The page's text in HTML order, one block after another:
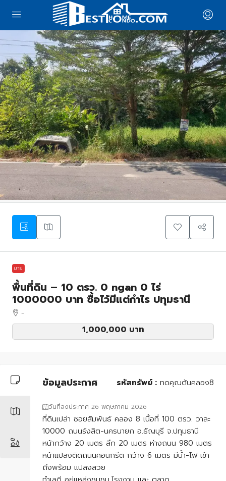
ขาย
พื้นที่ดิน – 10 ตรว. 0 ngan 0 ไร่
1000000 บาท ซื้อไว้มีแต่กำไร ปทุมธานี
-
1,000,000 บาท
ข้อมูลประกาศ รหัสทรัพย์ : ทดคุณต้นคลอง8
วันที่ลงประกาศ 26 พฤษภาคม 2026
ที่ดินเปล่า ซอยสัมพันธ์ คลอง 8 เนื้อที่ 100 ตรว. วาละ
10000 ถนนรังสิต-นครนายก อ.ธัญบุรี จ.ปทุมธานี
หน้ากว้าง 20 เมตร ลึก 20 เมตร ห่างถนน 980 เมตร
หน้าแปลงติดถนนคอนกรีต กว้าง 6 เมตร มีน้ำ-ไฟ เข้า
ถึงพร้อม แปลงสวย